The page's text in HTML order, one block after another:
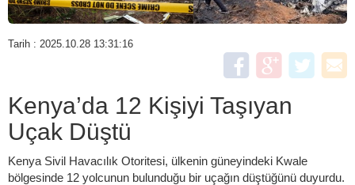
Tarih : 2025.10.28 13:31:16
Kenya’da 12 Kişiyi Taşıyan
Uçak Düştü
Kenya Sivil Havacılık Otoritesi, ülkenin güneyindeki Kwale
bölgesinde 12 yolcunun bulunduğu bir uçağın düştüğünü duyurdu.